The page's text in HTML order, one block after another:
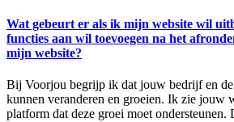
Wat gebeurt er als ik mijn website wil
functies aan wil toevoegen na het
mijn website?
Bij Voorjou begrijp ik dat jouw bedrijf en de
kunnen veranderen en groeien. Ik zie jouw
platform dat deze groei moet